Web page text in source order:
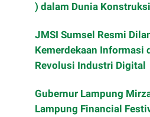
) dalam Dunia Konstruksi
JMSI Sumsel Resmi
Kemerdekaan Informasi
Revolusi Industri Digital
Gubernur Lampung
Lampung Financial